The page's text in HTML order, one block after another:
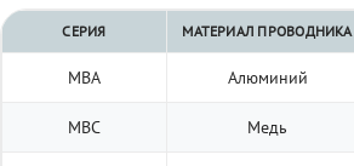
СЕРИЯ МАТЕРИАЛ ПРОВОДНИКА
МВА Алюминий
МВС Медь